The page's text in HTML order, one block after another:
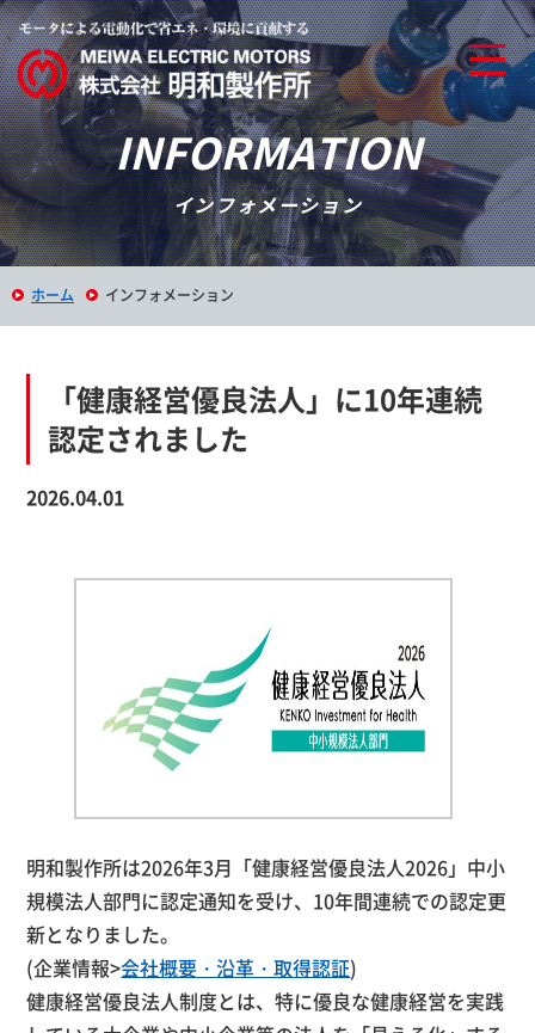
INFORMATION
インフォメーション
ホーム インフォメーション
「健康経営優良法人」に10年連続
認定されました
2026.04.01
明和製作所は2026年3月「健康経営優良法人2026」中小
規模法人部門に認定通知を受け、10年間連続での認定更
新となりました。
(企業情報>会社概要・沿革・取得認証)
健康経営優良法人制度とは、特に優良な健康経営を実践